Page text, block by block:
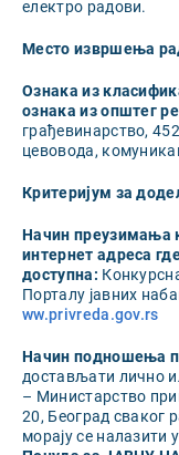
електро радови.
Место извршења
Ознака из
ознака из општег
грађевинарство,
цевовода,
Критеријум за
Начин преузимања
интернет адресa
доступна:
Порталу јавних
ww.privreda.gov.rs
Начин подношења
достављати лично
– Министарство
20, Београд сваког
морају се налазити